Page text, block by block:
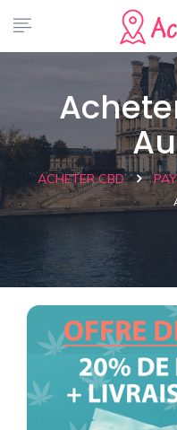
ACHETER CBD